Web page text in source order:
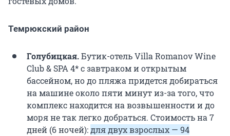
Темрюкский район
Голубицкая.Бутик-отель Villa Romanov Wine
Club & SPA 4* с завтраком и открытым
бассейном, но до пляжа придется добираться
на машине около пяти минут из-за того, что
комплекс находится на возвышенности и до
моря не так легко добраться. Стоимость на 7
дней (6 ночей):для двух взрослых — 94